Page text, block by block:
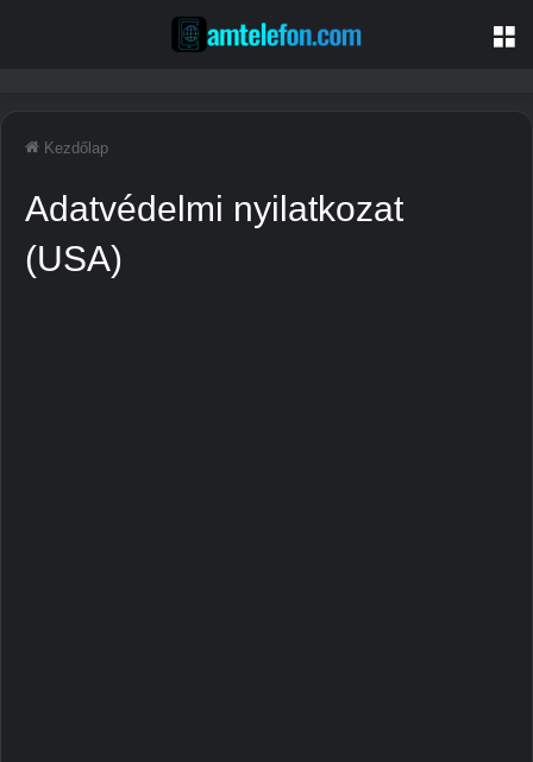
Kezdőlap
Adatvédelmi nyilatkozat
(USA)